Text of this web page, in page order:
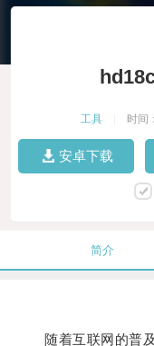
工具 时间
安卓下载
简介
随着互联网的普及